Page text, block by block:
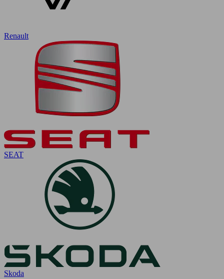
Renault
SEAT
Skoda